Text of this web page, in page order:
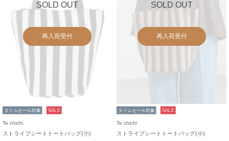
SOLD OUT
再入荷受付
タイムセール対象 SALE
Te chichi
ストライプシートトートバッグ(小)
SOLD OUT
再入荷受付
タイムセール対象 SALE
Te chichi
ストライプシートトートバッグ(小)